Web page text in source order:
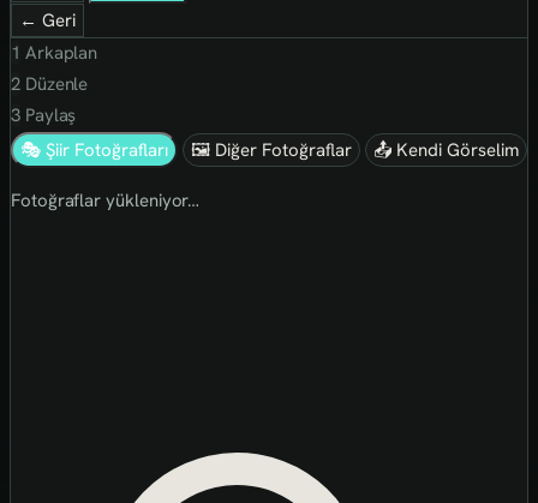
← Geri
1 Arkaplan
2Düzenle
3Paylaş
🎭 Şiir Fotoğrafları
🖼 Diğer Fotoğraflar 📤 Kendi Görselim
Fotoğraflar yükleniyor…